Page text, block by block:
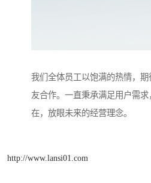
我们全体员工以饱满的热情，
友合作。一直秉承满足用户需
在，放眼未来的经营理念。
http://www.lansi01.com